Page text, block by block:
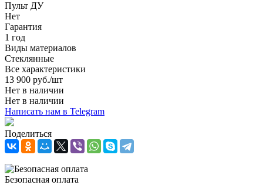
Пульт ДУ
Нет
Гарантия
1 год
Виды материалов
Стеклянные
Все характеристики
13 900 руб./шт
Нет в наличии
Нет в наличии
Написать нам в Telegram
Поделиться
Безопасная оплата